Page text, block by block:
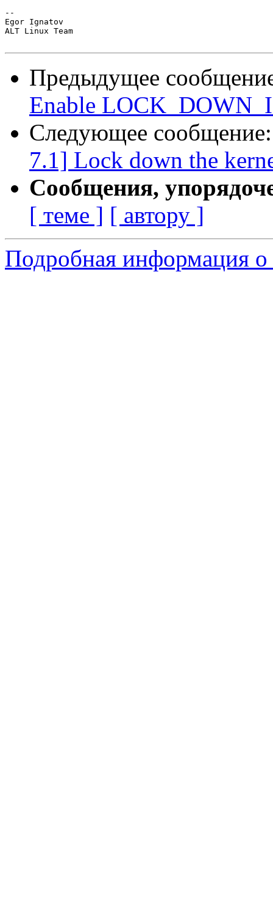
--
Egor Ignatov
ALT Linux Team
Предыдущее
Enable
Следующее
7.1] Lock down the
Сообщения,
[ теме ] [ автору ]
Подробная информация о